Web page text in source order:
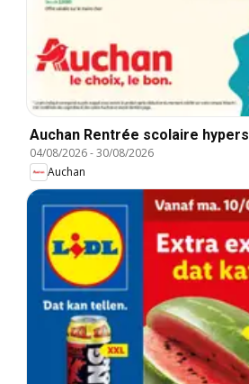
Auchan Rentrée scolaire hypers
04/08/2026-30/08/2026
Auchan